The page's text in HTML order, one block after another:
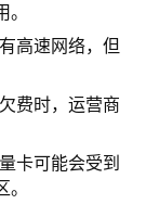
高速网络，但
费时，运营商
卡可能会受到